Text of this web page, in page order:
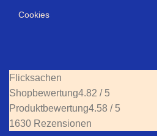
Cookies
Flicksachen
Shopbewertung4.82 / 5
Produktbewertung4.58 / 5
1630 Rezensionen